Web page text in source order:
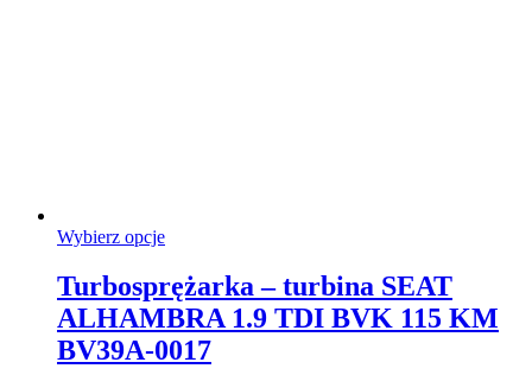
Wybierz opcjeTen
ma
wiele
wariantów.
Opcje
można
Turbosprężarka – turbina SEAT
ALHAMBRA 1.9 TDI BVK 115 KM
BV39A-0017